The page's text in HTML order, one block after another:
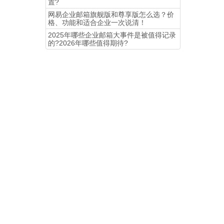
置?
​网易企业邮箱旗舰版和尊享版怎么选？价
格、功能和适合企业一次说清！
2025年哪些企业邮箱大事件是被值得记录
的?2026年哪些值得期待?